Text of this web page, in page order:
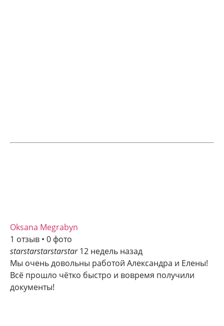
Oksana Megrabyn
1 отзыв • 0 фото
starstarstarstarstar 12 недель назад
Мы очень довольны работой Александра и Елены!
Всё прошло чётко быстро и вовремя получили
документы!